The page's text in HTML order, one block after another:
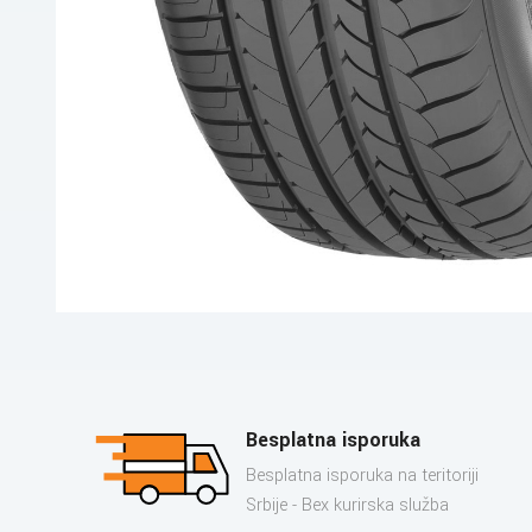
Besplatna isporuka
Besplatna isporuka na teritoriji
Srbije - Bex kurirska služba